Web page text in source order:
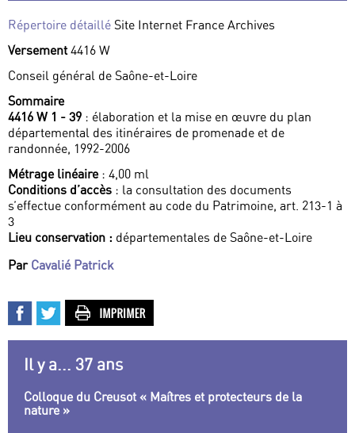
Répertoire détaillé Site Internet France Archives
Versement4416 W
Conseil général de Saône-et-Loire
Sommaire
4416 W 1 - 39 : élaboration et la mise en œuvre du plan
départemental des itinéraires de promenade et de
randonnée, 1992-2006
Métrage linéaire: 4,00 ml
Conditions d’accès : la consultation des documents
s’effectue conformément au code du Patrimoine, art. 213-1 à
3
Lieu conservation : départementales de Saône-et-Loire
Par Cavalié Patrick
Il y a... 37 ans
Colloque du Creusot « Maîtres et protecteurs de la
nature »